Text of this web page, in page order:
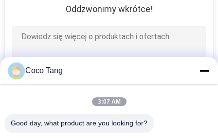
Oddzwonimy wkrótce!
Coco Tang
3:07 AM
Good day, what product are you looking for?